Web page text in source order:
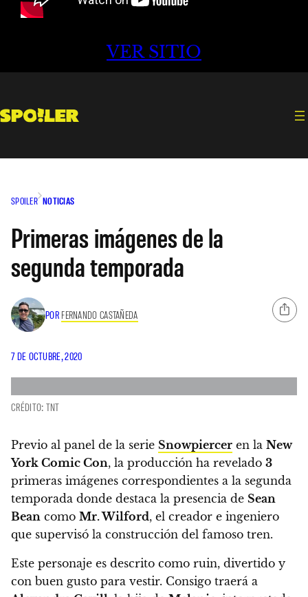
VER SITIO
SPOILER NOTICIAS
Primeras imágenes de la
segunda temporada
POR FERNANDO CASTAÑEDA
7 DE OCTUBRE, 2020
CRÉDITO: TNT
Previo al panel de la serie Snowpiercer en la New
York Comic Con, la producción ha revelado 3
primeras imágenes correspondientes a la segunda
temporada donde destaca la presencia de Sean
Bean como Mr. Wilford, el creador e ingeniero
que supervisó la construcción del famoso tren.
Este personaje es descrito como ruin, divertido y
con buen gusto para vestir. Consigo traerá a